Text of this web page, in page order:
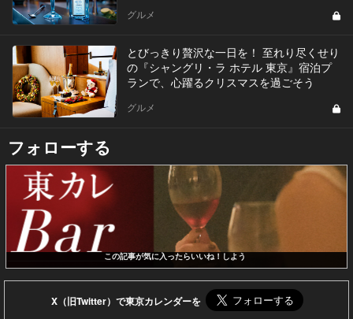
グルメ
とびっきり贅沢な一日を！ 至れり尽くせり
の『シャングリ・ラ ホテル 東京』宿泊プ
ランで、心躍るクリスマスを過ごそう
グルメ
フォローする
この記事が気に入ったらいいね！しよう
X（旧Twitter）で東京カレンダーを